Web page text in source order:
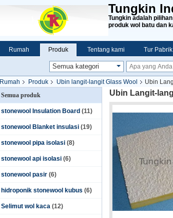
Tungkin
Tungkin adalah
produk wol batu dan
Rumah Produk Tentang kami Tur Pabrik
Rumah Produk Ubin langit-langit Glass Wool
Ubin
Semua produk
stonewool Insulation Board (11)
stonewool Blanket insulasi (19)
stonewool pipa isolasi (8)
stonewool api isolasi (6)
stonewool pasir (6)
hidroponik stonewool kubus (6)
Selimut wol kaca (12)
Ubin Langit-